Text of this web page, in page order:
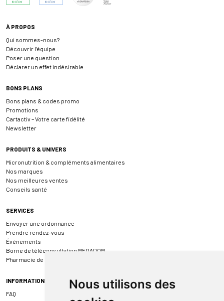
Nous utilisons des
À PROPOS
Qui sommes-nous?
Découvrir l’équipe
Poser une question
Déclarer un effet indésirable
BONS PLANS
Bons plans & codes promo
Promotions
Cartactiv – Votre carte fidélité
Newsletter
PRODUITS & UNIVERS
Micronutrition & compléments alimentaires
Nos marques
Nos meilleures ventes
Conseils santé
SERVICES
Envoyer une ordonnance
Prendre rendez-vous
Événements
Borne de téléconsultation MEDADOM
Pharmacie de garde
INFORMATIONS
FAQ